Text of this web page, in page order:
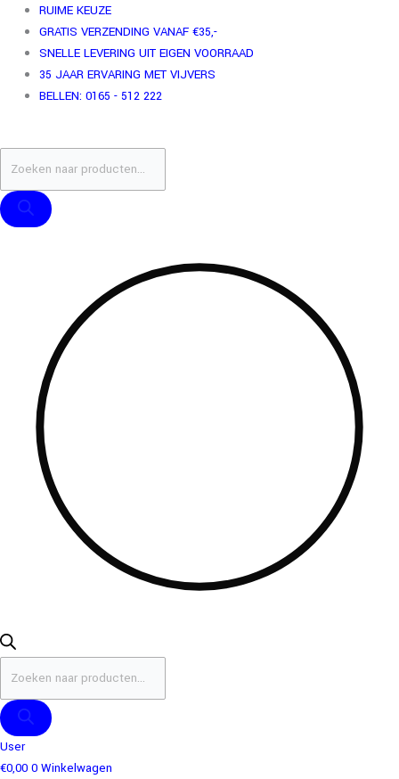
inhoud
RUIME KEUZE
GRATIS VERZENDING VANAF €35,-
SNELLE LEVERING UIT EIGEN VOORRAAD
35 JAAR ERVARING MET VIJVERS
BELLEN: 0165 - 512 222
Producten
zoeken
Producten
zoeken
User
€0,00 0 Winkelwagen
Waterval
medium
aantal